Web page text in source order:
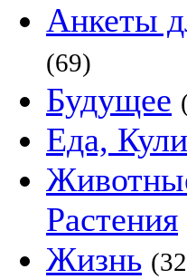
Анкеты
(69)
Будущее
Еда,
Растения
Жизнь